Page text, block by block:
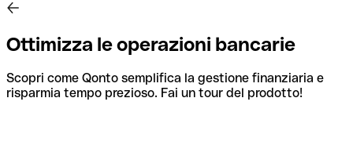
Ottimizza le operazioni bancarie
Scopri come Qonto semplifica la gestione finanziaria e
risparmia tempo prezioso. Fai un tour del prodotto!